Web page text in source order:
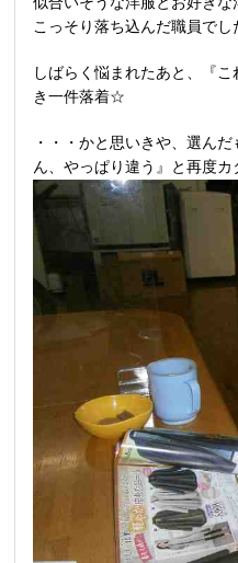
こっそり落ち込んだ職員で
しばらく悩まれたあと、『
き一件落着☆
・・・かと思いきや、選ん
ん、やっぱり違う』と再度カ